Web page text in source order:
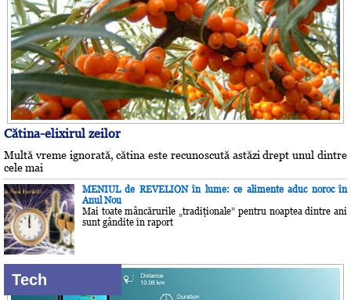
Cătina-elixirul zeilor
Multă vreme ignorată, cătina este recunoscută astăzi drept unul dintre
cele mai
MENIUL de REVELION în lume: ce alimente aduc noroc în
Anul Nou
Mai toate mâncărurile „tradiţionale” pentru noaptea dintre ani
sunt gândite în raport
Tech